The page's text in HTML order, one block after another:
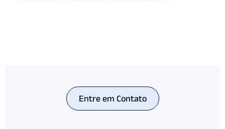
Entre em Contato